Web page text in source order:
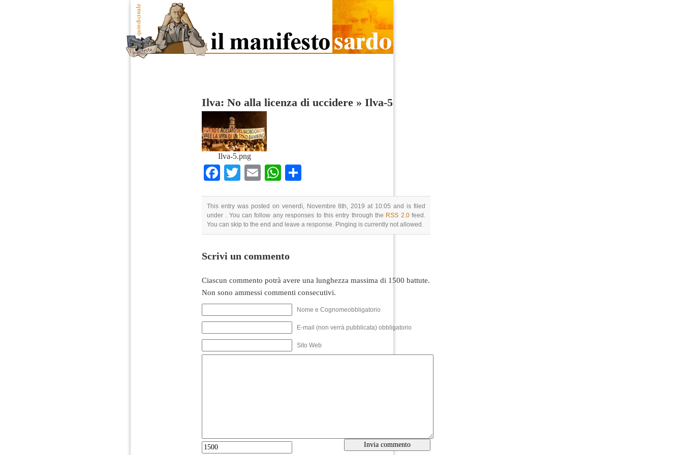
Ilva: No alla licenza di uccidere » Ilva-5
Ilva-5.png
Facebook
TwitterEmailWhatsApp
This entry was posted on venerdì, Novembre 8th, 2019 at 10:05 and is filed
under . You can follow any responses to this entry through the RSS 2.0feed.
You can skip to the end and leave a response. Pinging is currently not allowed.
Scrivi un commento
Ciascun commento potrà avere una lunghezza massima di 1500 battute.
Non sono ammessi commenti consecutivi.
Nome e Cognomeobbligatorio
E-mail (non verrà pubblicata) obbligatorio
Sito Web